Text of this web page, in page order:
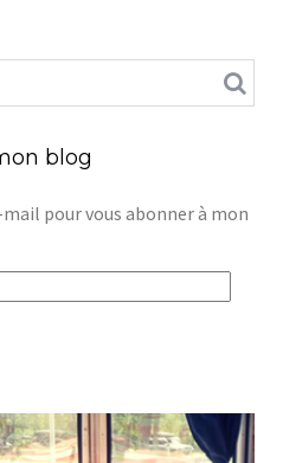
blog
pour vous abonner à mon